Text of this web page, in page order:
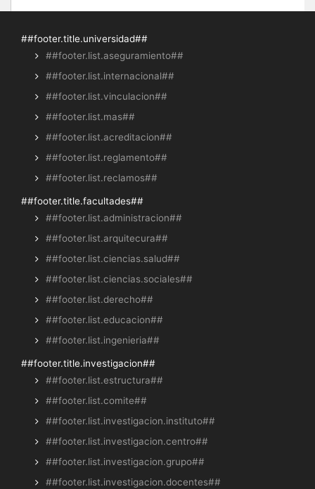
##footer.title.universidad##
##footer.list.aseguramiento##
##footer.list.internacional##
##footer.list.vinculacion##
##footer.list.mas##
##footer.list.acreditacion##
##footer.list.reglamento##
##footer.list.reclamos##
##footer.title.facultades##
##footer.list.administracion##
##footer.list.arquitecura##
##footer.list.ciencias.salud##
##footer.list.ciencias.sociales##
##footer.list.derecho##
##footer.list.educacion##
##footer.list.ingenieria##
##footer.title.investigacion##
##footer.list.estructura##
##footer.list.comite##
##footer.list.investigacion.instituto##
##footer.list.investigacion.centro##
##footer.list.investigacion.grupo##
##footer.list.investigacion.docentes##